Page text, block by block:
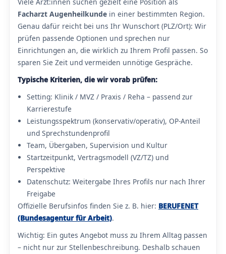
Viele Ärzt:innen suchen gezielt eine Position als
Facharzt Augenheilkunde in einer bestimmten Region.
Genau dafür reicht bei uns Ihr Wunschort (PLZ/Ort): Wir
prüfen passende Optionen und sprechen nur
Einrichtungen an, die wirklich zu Ihrem Profil passen. So
sparen Sie Zeit und vermeiden unnötige Gespräche.
Typische Kriterien, die wir vorab prüfen:
Setting: Klinik / MVZ / Praxis / Reha – passend zur
Karrierestufe
Leistungsspektrum (konservativ/operativ), OP-Anteil
und Sprechstundenprofil
Team, Übergaben, Supervision und Kultur
Startzeitpunkt, Vertragsmodell (VZ/TZ) und
Perspektive
Datenschutz: Weitergabe Ihres Profils nur nach Ihrer
Freigabe
Offizielle Berufsinfos finden Sie z. B. hier: BERUFENET
(Bundesagentur für Arbeit).
Wichtig: Ein gutes Angebot muss zu Ihrem Alltag passen
– nicht nur zur Stellenbeschreibung. Deshalb schauen